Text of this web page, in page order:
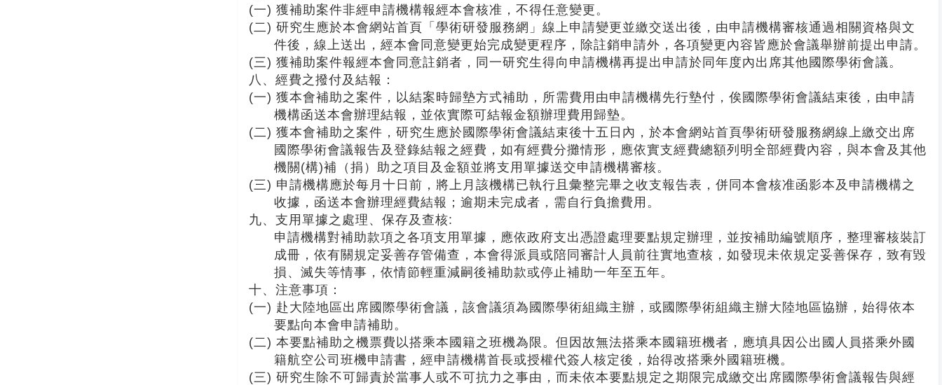
(一) 獲補助案件非經申請機構報經本會核准，不得任意變更。
(二) 研究生應於本會網站首頁「學術研發服務網」線上申請變更並繳交送出後，由申請機構審核通過相關資格與文
件後，線上送出，經本會 同意變更始完成變更程序，除註銷申請外，各項變更內容皆應於會議舉辦前提出申請。
(三) 獲補助案件報經本會 同意註銷者，同一研究生得向申請機構再提出申請於同年度內出席其他國際學術會議。
八、經費之撥付及結報：
(一) 獲本會補助之案件，以結案時歸墊方式補助，所需費用由申請機構先行墊付，俟國際學術會議結束後，由申請
機構函送本會辦理結報，並依實際可結報金額辦理費用歸墊。
(二) 獲本會補助之案件，研究生應於國際學術會議結束後十五日內，於本會網站首頁學術研發服務網線上繳交出席
國際學術會議報告及登錄結報之經費，如有經費分攤情形，應依實支經費總額列明全部經費內容，與本會及其他
機關(構)補（捐）助之項目及金額並將支用單據送交申請機構審核。
(三) 申請機構應於每月十日前，將上月該機構已執行且彙整完畢之收支報告表，併同本會核准函影本及申請機構之
收據，函送本會辦理經費結報；逾期未完成者，需自行負擔費用。
九、支用單據之處理、保存及查核:
申請機構對補助款項之各項支用單據，應依政府支出憑證處理要點規定辦理，並按補助編號順序，整理審核裝訂
成冊，依有關規定妥善存管備查，本會得派員或陪同審計人員前往實地查核，如發現未依規定妥善保存，致有毀
損、滅失等情事，依情節輕重減嗣後補助款或停止補助一年至五年。
十、注意事項：
(一) 赴大陸地區出席國際學術會議，該會議須為國際學術組織主辦，或國際學術組織主辦大陸地區協辦，始得依本
要點向本會申請補助。
(二) 本要點補助之機票費以搭乘本國籍之班機為限。但因故無法搭乘本國籍班機者，應填具因公出國人員搭乘外國
籍航空公司班機申請書，經申請機構首長或授權代簽人核定後，始得改搭乘外國籍班機。
(三) 研究生除不可歸責於當事人或不可抗力之事由，而未依本要點規定之期限完成繳交出席國際學術會議報告與經